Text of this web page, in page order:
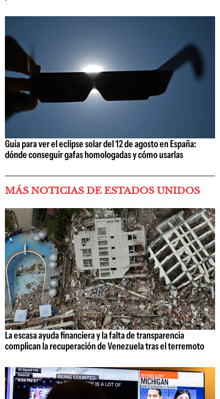
Guía para ver el eclipse solar del 12 de agosto en España:
dónde conseguir gafas homologadas y cómo usarlas
MÁS NOTICIAS DE ESTADOS UNIDOS
La escasa ayuda financiera y la falta de transparencia
complican la recuperación de Venezuela tras el terremoto